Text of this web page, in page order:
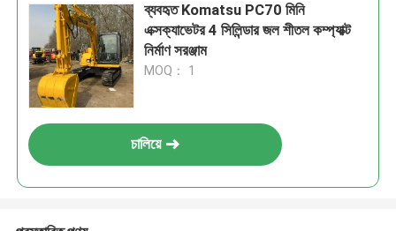
ব্যবহৃত Komatsu PC70 মিনি
এক্সক্যাভেটর 4 সিলিন্ডার জল শীতল কম্প্যাক্ট
নির্মাণ সরঞ্জাম
MOQ： 1
চালিয়ে